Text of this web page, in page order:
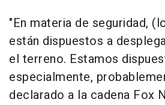
"En materia de seguridad,
están dispuestos a
el terreno. Estamos
especialmente,
declarado a la cadena Fox